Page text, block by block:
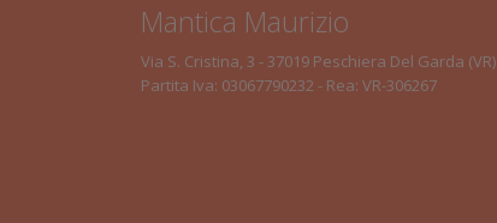
Mantica Maurizio
Via S. Cristina, 3 - 37019 Peschiera Del Garda (VR)
Partita Iva: 03067790232 - Rea: VR-306267